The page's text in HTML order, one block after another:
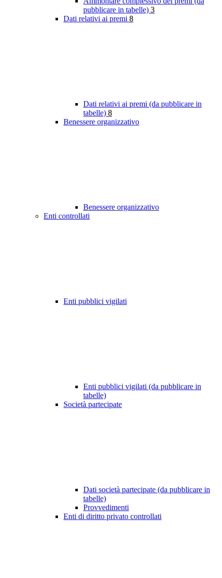
pubblicare in tabelle) 3
Dati relativi ai premi 8
Dati relativi ai premi (da pubblicare in
tabelle) 8
Benessere organizzativo
Benessere organizzativo
Enti controllati
Enti pubblici vigilati
Enti pubblici vigilati (da pubblicare in
tabelle)
Società partecipate
Dati società partecipate (da pubblicare in
tabelle)
Provvedimenti
Enti di diritto privato controllati